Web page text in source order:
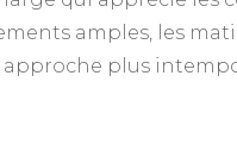
amples, les
plus